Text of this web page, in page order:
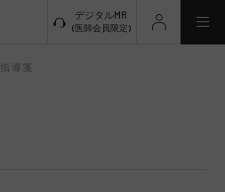
デジタルMR
(医師会員限定)
指導箋